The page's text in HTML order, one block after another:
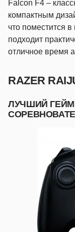
Falcon F4 –
компактным
что поместится
подходит
отличное время
RAZER
ЛУЧШИЙ